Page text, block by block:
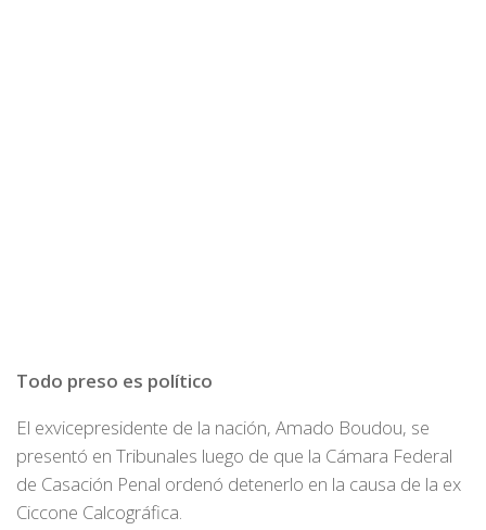
Todo preso es político
El exvicepresidente de la nación, Amado Boudou, se
presentó en Tribunales luego de que la Cámara Federal
de Casación Penal ordenó detenerlo en la causa de la ex
Ciccone Calcográfica.